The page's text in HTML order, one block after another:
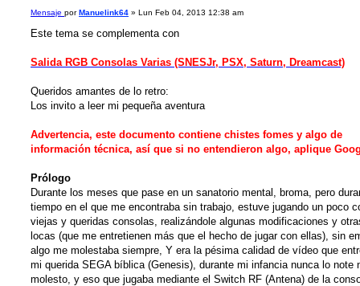
Mensaje porManuelink64 » Lun Feb 04, 2013 12:38 am
Este tema se complementa con
Salida RGB Consolas Varias (SNESJr, PSX, Saturn, Dreamcast)
Queridos amantes de lo retro:
Los invito a leer mi pequeña aventura
Advertencia, este documento contiene chistes fomes y algo de
información técnica, así que si no entendieron algo, aplique
Prólogo
Durante los meses que pase en un sanatorio mental, broma, pero
tiempo en el que me encontraba sin trabajo, estuve jugando un poco
viejas y queridas consolas, realizándole algunas modificaciones y
locas (que me entretienen más que el hecho de jugar con ellas), sin
algo me molestaba siempre, Y era la pésima calidad de vídeo que
mi querida SEGA bíblica (Genesis), durante mi infancia nunca lo note
molesto, y eso que jugaba mediante el Switch RF (Antena) de la